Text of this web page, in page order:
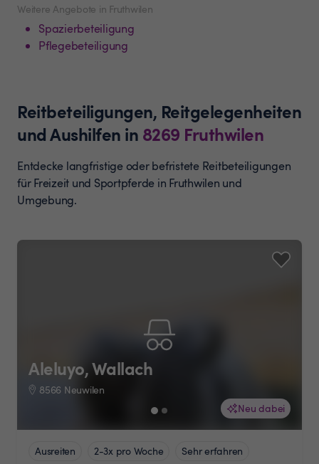
Weitere Angebote in Fruthwilen
Spazierbeteiligung
Pflegebeteiligung
Reitbeteiligungen, Reitgelegenheiten
und Aushilfen in 8269 Fruthwilen
Entdecke langfristige oder befristete Reitbeteiligungen
für Freizeit und Sportpferde in Fruthwilen und
Umgebung.
Neu dabei
Aleluyo, Wallach
8566 Neuwilen
Ausreiten 2-3x pro Woche
Sehr erfahren